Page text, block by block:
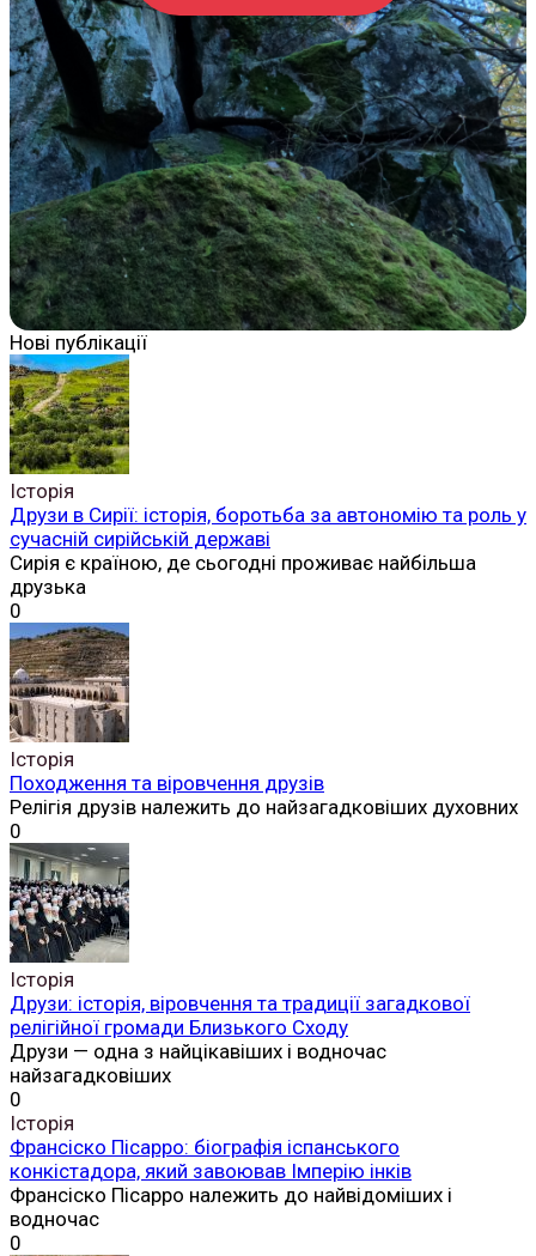
Нові публікації
Історія
Друзи в Сирії: історія, боротьба за автономію та роль у
сучасній сирійській державі
Сирія є країною, де сьогодні проживає найбільша
друзька
0
Історія
Походження та віровчення друзів
Релігія друзів належить до найзагадковіших духовних
0
Історія
Друзи: історія, віровчення та традиції загадкової
релігійної громади Близького Сходу
Друзи — одна з найцікавіших і водночас
найзагадковіших
0
Історія
Франсіско Пісарро: біографія іспанського
конкістадора, який завоював Імперію інків
Франсіско Пісарро належить до найвідоміших і
водночас
0